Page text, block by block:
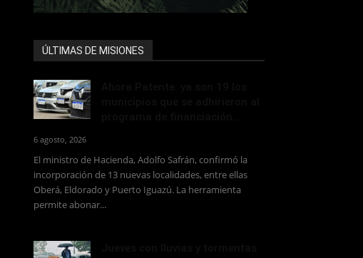
ÚLTIMAS DE MISIONES
6 agosto, 2026
El ministro de Hacienda, Adolfo Safrán, confirmó la
incorporación de 13 nuevas localidades, entre ellas
Oberá, Eldorado y Puerto Iguazú. La herramienta
permite abonar...